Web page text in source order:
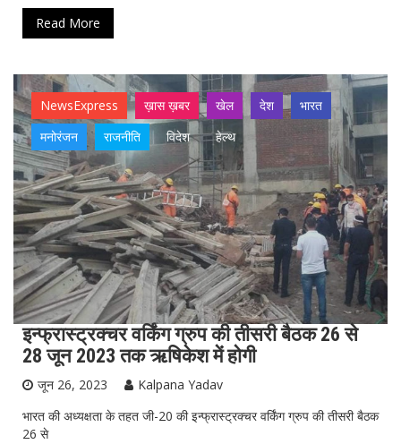
Read More
NewsExpress ख़ास ख़बर खेल देश
भारत
मनोरंजन
राजनीति विदेश हेल्थ
इन्फ्रास्ट्रक्चर वर्किंग ग्रुप की तीसरी बैठक 26 से
28 जून 2023 तक ऋषिकेश में होगी
जून 26, 2023
Kalpana Yadav
भारत की अध्यक्षता के तहत जी-20 की इन्फ्रास्ट्रक्चर वर्किंग ग्रुप की तीसरी बैठक
26 से